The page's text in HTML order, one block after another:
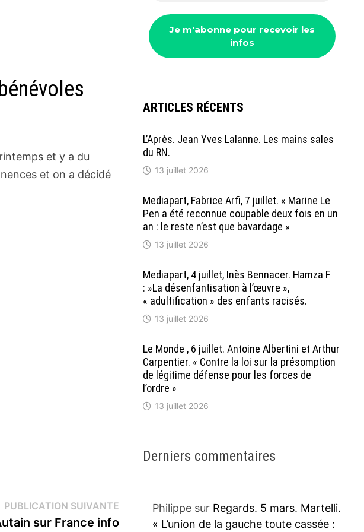
et y a du
et on a décidé
PUBLICATION SUIVANTEPublication
suivante :
sur France info
ARTICLES RÉCENTS
L’Après. Jean Yves Lalanne. Les mains sales
du RN.
13 juillet 2026
Mediapart, Fabrice Arfi, 7 juillet. « Marine Le
Pen a été reconnue coupable deux fois en un
an : le reste n’est que bavardage »
13 juillet 2026
Mediapart, 4 juillet, Inès Bennacer. Hamza F
: »La désenfantisation à l’œuvre »,
« adultification » des enfants racisés.
13 juillet 2026
Le Monde , 6 juillet. Antoine Albertini et Arthur
Carpentier. « Contre la loi sur la présomption
de légitime défense pour les forces de
l’ordre »
13 juillet 2026
Derniers commentaires
Philippesur Regards. 5 mars. Martelli.
« L’union de la gauche toute cassée :